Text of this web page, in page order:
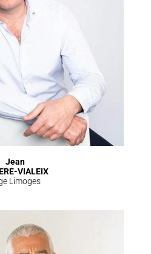
Jean
VIALEIX
Limoges